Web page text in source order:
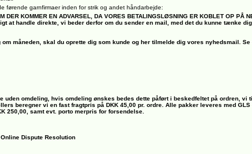
førende garnfirmaer inden for strik og andet håndarbejde:
DER KOMMER EN ADVARSEL, DA VORES BETALINGSLØSNING ER KOBLET OP PÅ
at handle direkte, vi beder derfor om du sender en mail, med det du kunne tænke dig
måneden, skal du oprette dig som kunde og her tilmelde dig vores nyhedsmail.
Se
uden omdeling, hvis omdeling ønskes bedes dette påført i beskedfeltet på ordren,
beregner vi en fast fragtpris på DKK 45,00 pr. ordre. Alle pakker leveres med
250,00, samt evt. porto merpris for forsendelse.
Dispute Resolution